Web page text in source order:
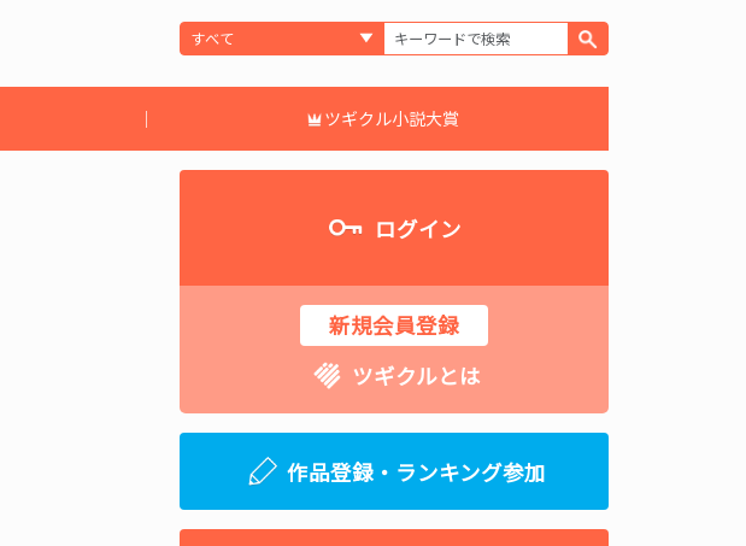
｜ ツギクル小説大賞
ログイン
新規会員登録
ツギクルとは
作品登録・ランキング参加